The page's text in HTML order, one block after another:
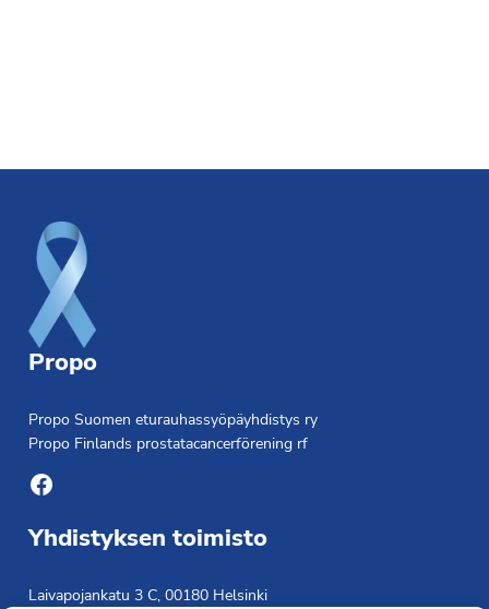
Propo
Propo Suomen eturauhassyöpäyhdistys ry
Propo Finlands prostatacancerförening rf
Facebook
Yhdistyksen toimisto
Laivapojankatu 3 C, 00180 Helsinki